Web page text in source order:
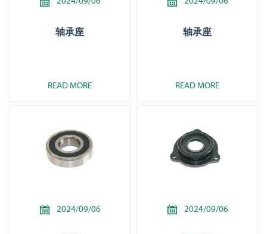
轴承座
READ MORE
轴承座
READ MORE
 2024/09/06  2024/09/06